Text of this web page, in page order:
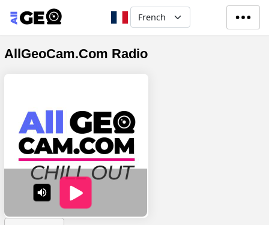
Aller au contenu principal
Select your language
AllGeoCam.Com Radio